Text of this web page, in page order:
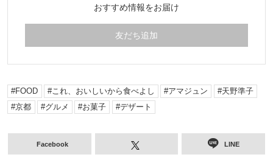
おすすめ情報をお届け
友だち追加
FOOD これ、おいしいから食べよし アマジュン
天野準子
京都
グルメ お菓子 デザート
Facebook LINE